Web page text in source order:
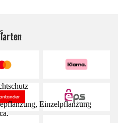
Einzelpflanzung